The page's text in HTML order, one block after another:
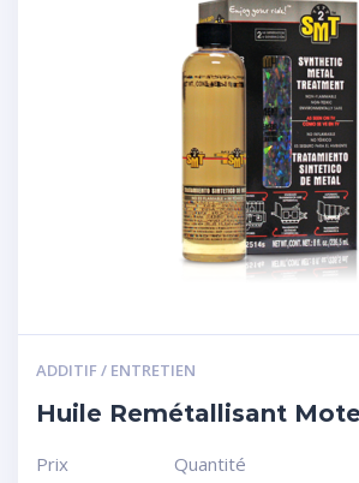
ADDITIF / ENTRETIEN
Huile Remétallisant
Prix
Quantité